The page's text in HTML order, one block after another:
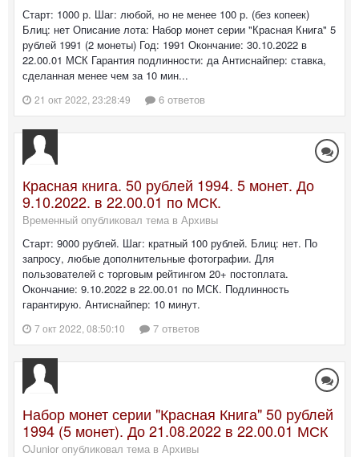
Старт: 1000 р. Шаг: любой, но не менее 100 р. (без копеек)
Блиц: нет Описание лота: Набор монет серии "Красная Книга" 5
рублей 1991 (2 монеты) Год: 1991 Окончание: 30.10.2022 в
22.00.01 МСК Гарантия подлинности: да Антиснайпер: ставка,
сделанная менее чем за 10 мин...
21 окт 2022, 23:28:49 6 ответов
Красная книга. 50 рублей 1994. 5 монет. До
9.10.2022. в 22.00.01 по МСК.
Временный опубликовал тема в Архивы
Старт: 9000 рублей. Шаг: кратный 100 рублей. Блиц: нет. По
запросу, любые дополнительные фотографии. Для
пользователей с торговым рейтингом 20+ постоплата.
Окончание: 9.10.2022 в 22.00.01 по МСК. Подлинность
гарантирую. Антиснайпер: 10 минут.
7 окт 2022, 08:50:10 7 ответов
Набор монет серии "Красная Книга" 50 рублей
1994 (5 монет). До 21.08.2022 в 22.00.01 МСК
OJunior опубликовал тема в Архивы